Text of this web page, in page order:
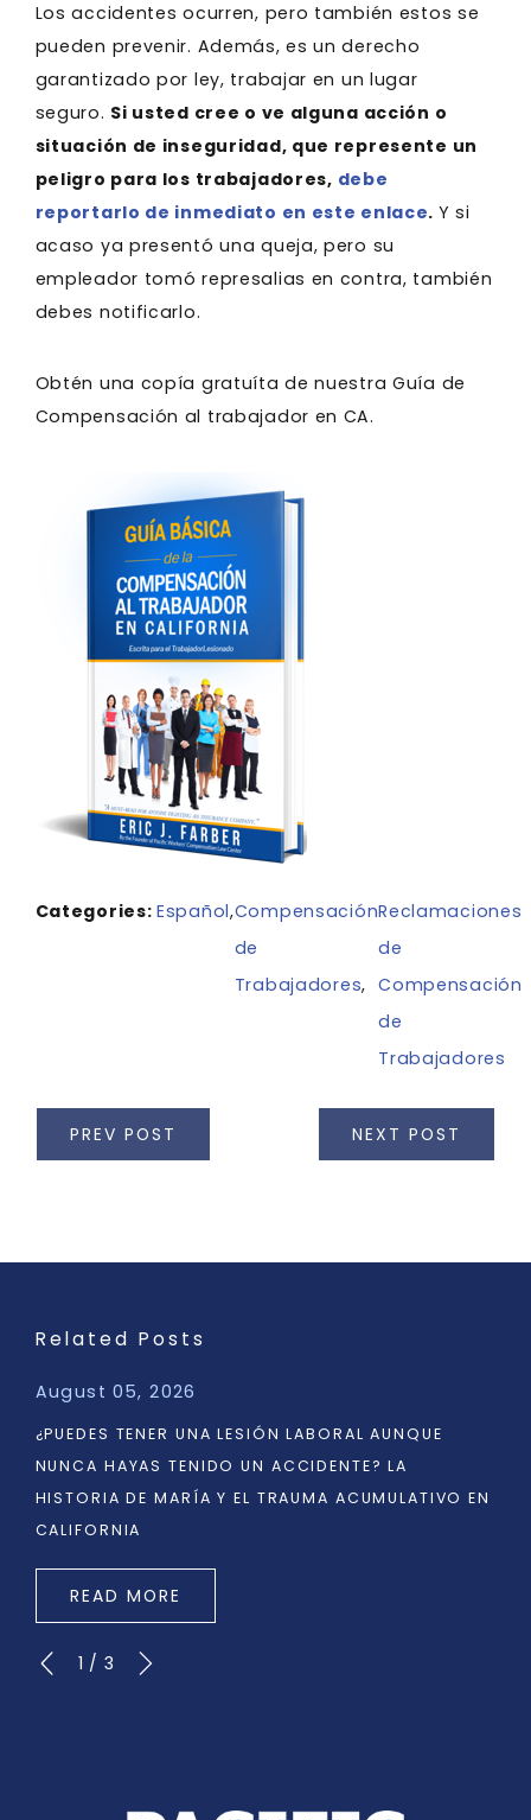
Los accidentes ocurren, pero también estos se
pueden prevenir. Además, es un derecho
garantizado por ley, trabajar en un lugar
seguro. Si usted cree o ve alguna acción o
situación de inseguridad, que represente un
peligro para los trabajadores, debe
reportarlo de inmediato en este enlace. Y si
acaso ya presentó una queja, pero su
empleador tomó represalias en contra, también
debes notificarlo.
Obtén una copía gratuíta de nuestra Guía de
Compensación al trabajador en CA.
Categories:Español,Compensación
de
Trabajadores,
Reclamaciones
de
Compensación
de
Trabajadores
PREV POST NEXT POST
Related Posts
August 05, 2026
¿PUEDES TENER UNA LESIÓN LABORAL AUNQUE
NUNCA HAYAS TENIDO UN ACCIDENTE? LA
HISTORIA DE MARÍA Y EL TRAUMA ACUMULATIVO EN
CALIFORNIA
READ MORE
1 / 3